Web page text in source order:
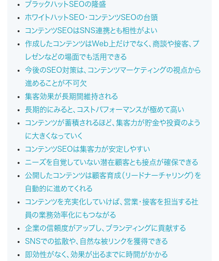
ブラックハットSEOの隆盛
ホワイトハットSEO・コンテンツSEOの台頭
コンテンツSEOはSNS連携とも相性がよい
作成したコンテンツはWeb上だけでなく、商談や接客、プ
レゼンなどの場面でも活用できる
今後のSEO対策は、コンテンツマーケティングの視点から
進めることが不可欠
集客効果が長期間維持される
長期的にみると、コストパフォーマンスが極めて高い
コンテンツが蓄積されるほど、集客力が貯金や投資のよう
に大きくなっていく
コンテンツSEOは集客力が安定しやすい
ニーズを自覚していない潜在顧客とも接点が確保できる
公開したコンテンツは顧客育成（リードナーチャリング）を
自動的に進めてくれる
コンテンツを充実化していけば、営業・接客を担当する社
員の業務効率化にもつながる
企業の信頼度がアップし、ブランディングに貢献する
SNSでの拡散や、自然な被リンクを獲得できる
即効性がなく、効果が出るまでに時間がかかる